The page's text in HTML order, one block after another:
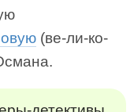
(ве-ли-ко-